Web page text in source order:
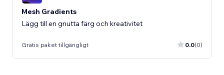
Mesh Gradients
Lägg till en gnutta färg och kreativitet
Gratis paket tillgängligt 0.0(0)